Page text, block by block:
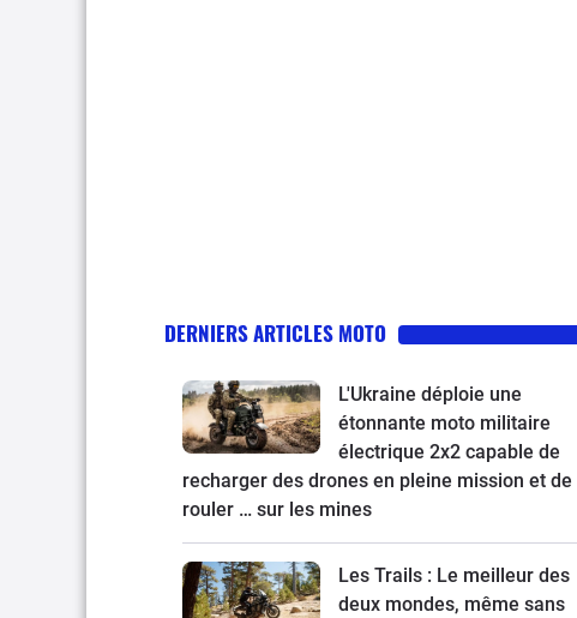
DERNIERS ARTICLES MOTO
L'Ukraine déploie une
étonnante moto militaire
électrique 2x2 capable de
recharger des drones en pleine mission et de
rouler … sur les mines
Les Trails : Le meilleur des
deux mondes, même sans